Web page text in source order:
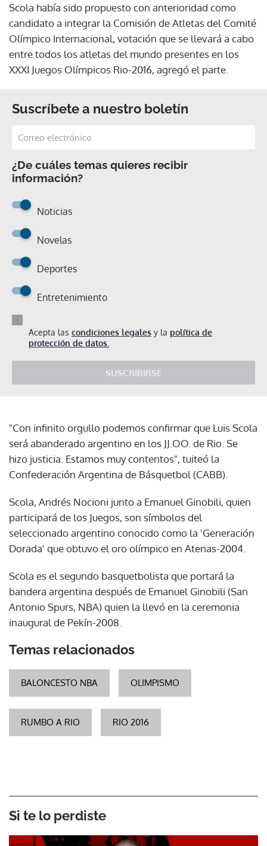
Scola había sido propuesto con anterioridad como
candidato a integrar la Comisión de Atletas del Comité
Olímpico Internacional, votación que se llevará a cabo
entre todos los atletas del mundo presentes en los
XXXI Juegos Olímpicos Rio-2016, agregó el parte.
Suscríbete a nuestro boletín
¿De cuáles temas quieres recibir
información?
Noticias
Novelas
Deportes
Entretenimiento
Acepta las condiciones legales y la política de
protección de datos.
SUSCRIBIRSE
"Con infinito orgullo podemos confirmar que Luis Scola
será abanderado argentino en los JJ.OO. de Rio. Se
hizo justicia. Estamos muy contentos", tuiteó la
Confederación Argentina de Básquetbol (CABB).
Scola, Andrés Nocioni junto a Emanuel Ginobili, quien
participará de los Juegos, son símbolos del
seleccionado argentino conocido como la 'Generación
Dorada' que obtuvo el oro olímpico en Atenas-2004.
Scola es el segundo basquetbolista que portará la
bandera argentina después de Emanuel Ginobili (San
Antonio Spurs, NBA) quien la llevó en la ceremonia
inaugural de Pekín-2008.
Temas relacionados
BALONCESTO NBA OLIMPISMO
RUMBO A RIO RIO 2016
Si te lo perdiste